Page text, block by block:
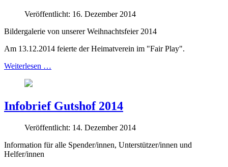
Veröffentlicht: 16. Dezember 2014
Bildergalerie von unserer Weihnachtsfeier 2014
Am 13.12.2014 feierte der Heimatverein im "Fair Play".
Weiterlesen …
Infobrief Gutshof 2014
Veröffentlicht: 14. Dezember 2014
Information für alle Spender/innen, Unterstützer/innen und
Helfer/innen